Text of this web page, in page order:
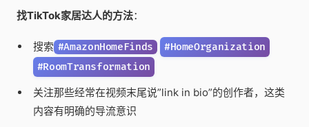
找TikTok家居达人的方法：
搜索 #AmazonHomeFinds
#HomeOrganization
#RoomTransformation
关注那些经常在视频末尾说”link in bio”的创作者，这类
内容有明确的导流意识